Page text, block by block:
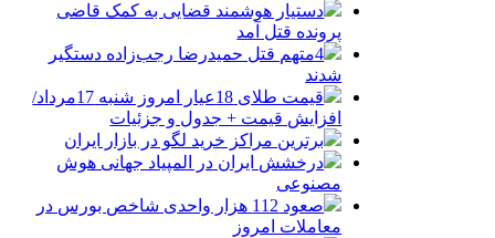
دستیار هوشمند قضایی به کمک قاضی
پرونده قتل آمد
4متهم قتل حمیدرضا رجب‌زاده دستگیر
شدند
قیمت طلای 18عیار امروز شنبه 17مرداد/
افزایش قیمت + جدول و جزئیات
برترین مراکز خرید لگو در بازار ایران
درخشش ایران در المپیاد جهانی هوش
مصنوعی
صعود 112 هزار واحدی شاخص بورس در
معاملات امروز